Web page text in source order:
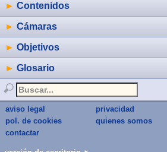
► Contenidos
► Cámaras
► Objetivos
► Glosario
aviso legal
privacidad
pol. de cookies
quienes somos
contactar